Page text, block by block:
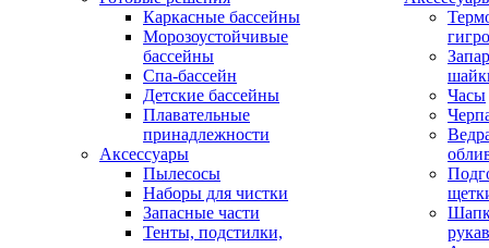
Каркасные бассейны
Морозоустойчивые
бассейны
Спа-бассейн
Детские бассейны
Плавательные
принадлежности
Аксессуары
Пылесосы
Наборы для чистки
Запасные части
Тенты, подстилки,
Часы